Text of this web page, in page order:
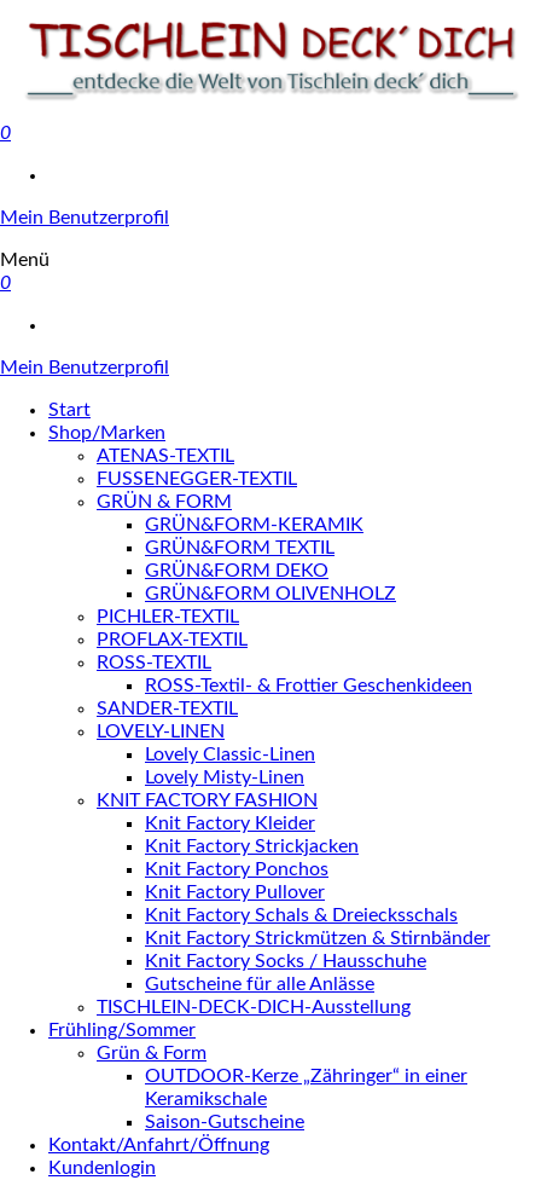
0
Mein Benutzerprofil
Menü
0
Mein Benutzerprofil
Start
Shop/Marken
ATENAS-TEXTIL
FUSSENEGGER-TEXTIL
GRÜN & FORM
GRÜN&FORM-KERAMIK
GRÜN&FORM TEXTIL
GRÜN&FORM DEKO
GRÜN&FORM OLIVENHOLZ
PICHLER-TEXTIL
PROFLAX-TEXTIL
ROSS-TEXTIL
ROSS-Textil- & Frottier Geschenkideen
SANDER-TEXTIL
LOVELY-LINEN
Lovely Classic-Linen
Lovely Misty-Linen
KNIT FACTORY FASHION
Knit Factory Kleider
Knit Factory Strickjacken
Knit Factory Ponchos
Knit Factory Pullover
Knit Factory Schals & Dreiecksschals
Knit Factory Strickmützen & Stirnbänder
Knit Factory Socks / Hausschuhe
Gutscheine für alle Anlässe
TISCHLEIN-DECK-DICH-Ausstellung
Frühling/Sommer
Grün & Form
OUTDOOR-Kerze „Zähringer“ in einer
Keramikschale
Saison-Gutscheine
Kontakt/Anfahrt/Öffnung
Kundenlogin